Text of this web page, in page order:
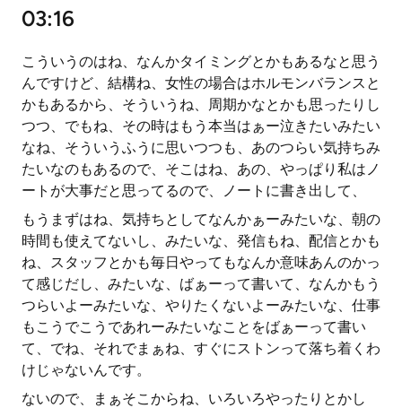
03:16
こういうのはね、なんかタイミングとかもあるなと思う
んですけど、結構ね、女性の場合はホルモンバランスと
かもあるから、そういうね、周期かなとかも思ったりし
つつ、でもね、その時はもう本当はぁー泣きたいみたい
なね、そういうふうに思いつつも、あのつらい気持ちみ
たいなのもあるので、そこはね、あの、やっぱり私はノ
ートが大事だと思ってるので、ノートに書き出して、
もうまずはね、気持ちとしてなんかぁーみたいな、朝の
時間も使えてないし、みたいな、発信もね、配信とかも
ね、スタッフとかも毎日やってもなんか意味あんのかっ
て感じだし、みたいな、ばぁーって書いて、なんかもう
つらいよーみたいな、やりたくないよーみたいな、仕事
もこうでこうであれーみたいなことをばぁーって書い
て、でね、それでまぁね、すぐにストンって落ち着くわ
けじゃないんです。
ないので、まぁそこからね、いろいろやったりとかし